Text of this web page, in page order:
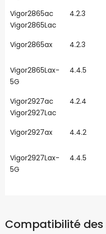
Vigor2865ac
Vigor2865Lac
4.2.3
Vigor2865ax 4.2.3
Vigor2865Lax-
5G
4.4.5
Vigor2927ac
Vigor2927Lac
4.2.4
Vigor2927ax 4.4.2
Vigor2927Lax-
5G
4.4.5
Compatibilité